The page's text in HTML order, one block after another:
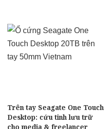
Trên tay Seagate One Touch
Desktop: cứu tinh lưu trữ
cho media & freelancer